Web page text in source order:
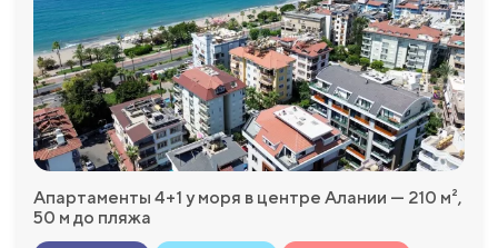
Апартаменты 4+1 у моря в центре Алании — 210 м²,
50 м до пляжа